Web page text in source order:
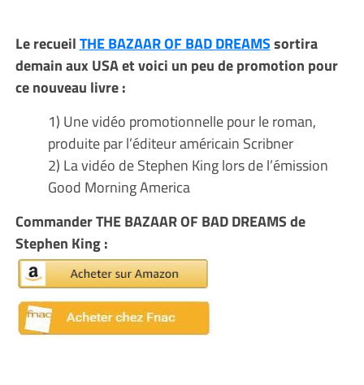
Le recueilTHE BAZAAR OF BAD DREAMSsortira
demain aux USA et voici un peu de promotion pour
ce nouveau livre :
1) Une vidéo promotionnelle pour le roman,
produite par l’éditeur américain Scribner
2) La vidéo de Stephen King lors de l’émission
Good Morning America
Commander THE BAZAAR OF BAD DREAMS de
Stephen King :